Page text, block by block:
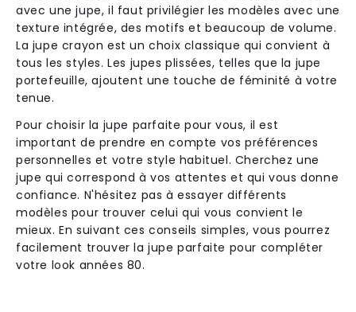
avec une jupe, il faut privilégier les modèles avec une
texture intégrée, des motifs et beaucoup de volume.
La jupe crayon est un choix classique qui convient à
tous les styles. Les jupes plissées, telles que la jupe
portefeuille, ajoutent une touche de féminité à votre
tenue.
Pour choisir la jupe parfaite pour vous, il est
important de prendre en compte vos préférences
personnelles et votre style habituel. Cherchez une
jupe qui correspond à vos attentes et qui vous donne
confiance. N'hésitez pas à essayer différents
modèles pour trouver celui qui vous convient le
mieux. En suivant ces conseils simples, vous pourrez
facilement trouver la jupe parfaite pour compléter
votre look années 80.